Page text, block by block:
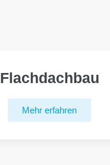
Flachdachbau
Mehr erfahren